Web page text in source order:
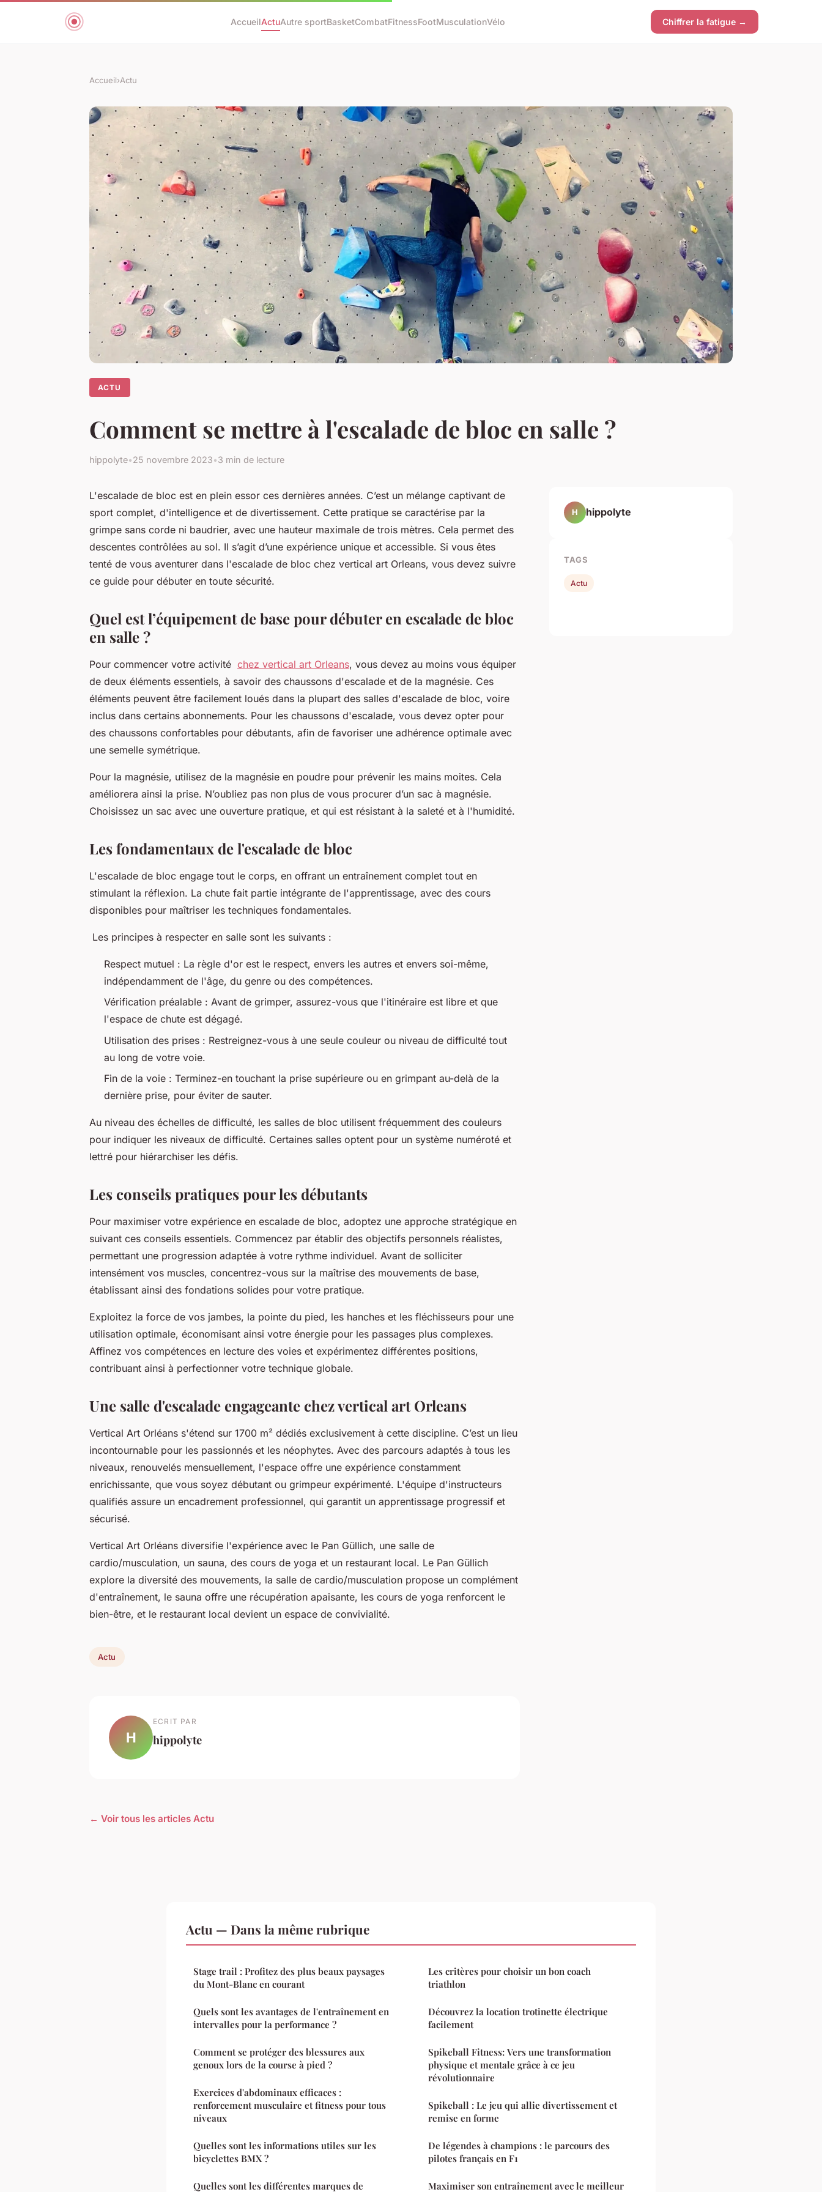
AccueilActuAutre sportBasketCombatFitnessFootMusculationVélo Chiffrer la fatigue →
Accueil›Actu
ACTU
Comment se mettre à l'escalade de bloc en salle ?
hippolyte•25 novembre 2023•3 min de lecture
L'escalade de bloc est en plein essor ces dernières années. C’est un mélange captivant de
sport complet, d'intelligence et de divertissement. Cette pratique se caractérise par la
grimpe sans corde ni baudrier, avec une hauteur maximale de trois mètres. Cela permet des
descentes contrôlées au sol. Il s’agit d’une expérience unique et accessible. Si vous êtes
tenté de vous aventurer dans l'escalade de bloc chez vertical art Orleans, vous devez suivre
ce guide pour débuter en toute sécurité.
Quel est l’équipement de base pour débuter en escalade de bloc
en salle ?
Pour commencer votre activité chez vertical art Orleans, vous devez au moins vous équiper
de deux éléments essentiels, à savoir des chaussons d'escalade et de la magnésie. Ces
éléments peuvent être facilement loués dans la plupart des salles d'escalade de bloc, voire
inclus dans certains abonnements. Pour les chaussons d'escalade, vous devez opter pour
des chaussons confortables pour débutants, afin de favoriser une adhérence optimale avec
une semelle symétrique.
Pour la magnésie, utilisez de la magnésie en poudre pour prévenir les mains moites. Cela
améliorera ainsi la prise. N’oubliez pas non plus de vous procurer d’un sac à magnésie.
Choisissez un sac avec une ouverture pratique, et qui est résistant à la saleté et à l'humidité.
Les fondamentaux de l'escalade de bloc
L'escalade de bloc engage tout le corps, en offrant un entraînement complet tout en
stimulant la réflexion. La chute fait partie intégrante de l'apprentissage, avec des cours
disponibles pour maîtriser les techniques fondamentales.
Les principes à respecter en salle sont les suivants :
Respect mutuel : La règle d'or est le respect, envers les autres et envers soi-même,
indépendamment de l'âge, du genre ou des compétences.
Vérification préalable : Avant de grimper, assurez-vous que l'itinéraire est libre et que
l'espace de chute est dégagé.
Utilisation des prises : Restreignez-vous à une seule couleur ou niveau de difficulté tout
au long de votre voie.
Fin de la voie : Terminez-en touchant la prise supérieure ou en grimpant au-delà de la
dernière prise, pour éviter de sauter.
Au niveau des échelles de difficulté, les salles de bloc utilisent fréquemment des couleurs
pour indiquer les niveaux de difficulté. Certaines salles optent pour un système numéroté et
lettré pour hiérarchiser les défis.
Les conseils pratiques pour les débutants
Pour maximiser votre expérience en escalade de bloc, adoptez une approche stratégique en
suivant ces conseils essentiels. Commencez par établir des objectifs personnels réalistes,
permettant une progression adaptée à votre rythme individuel. Avant de solliciter
intensément vos muscles, concentrez-vous sur la maîtrise des mouvements de base,
établissant ainsi des fondations solides pour votre pratique.
Exploitez la force de vos jambes, la pointe du pied, les hanches et les fléchisseurs pour une
utilisation optimale, économisant ainsi votre énergie pour les passages plus complexes.
Affinez vos compétences en lecture des voies et expérimentez différentes positions,
contribuant ainsi à perfectionner votre technique globale.
Une salle d'escalade engageante chez vertical art Orleans
Vertical Art Orléans s'étend sur 1700 m² dédiés exclusivement à cette discipline. C’est un lieu
incontournable pour les passionnés et les néophytes. Avec des parcours adaptés à tous les
niveaux, renouvelés mensuellement, l'espace offre une expérience constamment
enrichissante, que vous soyez débutant ou grimpeur expérimenté. L'équipe d'instructeurs
qualifiés assure un encadrement professionnel, qui garantit un apprentissage progressif et
sécurisé.
Vertical Art Orléans diversifie l'expérience avec le Pan Güllich, une salle de
cardio/musculation, un sauna, des cours de yoga et un restaurant local. Le Pan Güllich
explore la diversité des mouvements, la salle de cardio/musculation propose un complément
d'entraînement, le sauna offre une récupération apaisante, les cours de yoga renforcent le
bien-être, et le restaurant local devient un espace de convivialité.
Actu
H
ECRIT PAR
hippolyte
← Voir tous les articles Actu
H hippolyte
TAGS
Actu
Actu — Dans la même rubrique
Stage trail : Profitez des plus beaux paysages
du Mont-Blanc en courant
Quels sont les avantages de l'entraînement en
intervalles pour la performance ?
Comment se protéger des blessures aux
genoux lors de la course à pied ?
Exercices d'abdominaux efficaces :
renforcement musculaire et fitness pour tous
niveaux
Quelles sont les informations utiles sur les
bicyclettes BMX ?
Quelles sont les différentes marques de
Les critères pour choisir un bon coach
triathlon
Découvrez la location trotinette électrique
facilement
Spikeball Fitness: Vers une transformation
physique et mentale grâce à ce jeu
révolutionnaire
Spikeball : Le jeu qui allie divertissement et
remise en forme
De légendes à champions : le parcours des
pilotes français en F1
Maximiser son entraînement avec le meilleur